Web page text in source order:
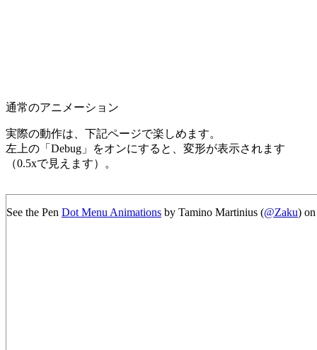
通常のアニメーション
実際の動作は、下記ページで楽しめます。
左上の「Debug」をオンにすると、変形が表示されます
（0.5xで見えます）。
See the Pen Dot Menu Animations by Tamino Martinius (@Zaku)